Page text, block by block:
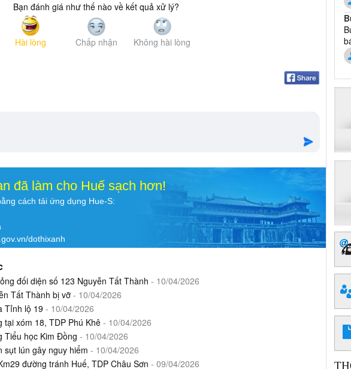
Bạn đánh giá như thế nào về kết quả xử lý?
Hài lòng Chấp nhận Không hài lòng
đã làm cho Huế sạch hơn!
cách tải ứng dụng Hue-S:
dothixanh
đối diện số 123 Nguyễn Tất Thành - 10/04/2026
Tất Thành bị vỡ- 10/04/2026
Tỉnh lộ 19 - 10/04/2026
tại xóm 18, TDP Phú Khê - 10/04/2026
Tiểu học Kim Đồng - 10/04/2026
sụt lún gây nguy hiểm - 10/04/2026
đường tránh Huế, TDP Châu Sơn - 09/04/2026